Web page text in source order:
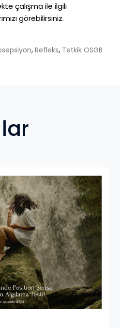
çalışma ile ilgili
görebilirsiniz.
,Refleks, Tetkik OSGB